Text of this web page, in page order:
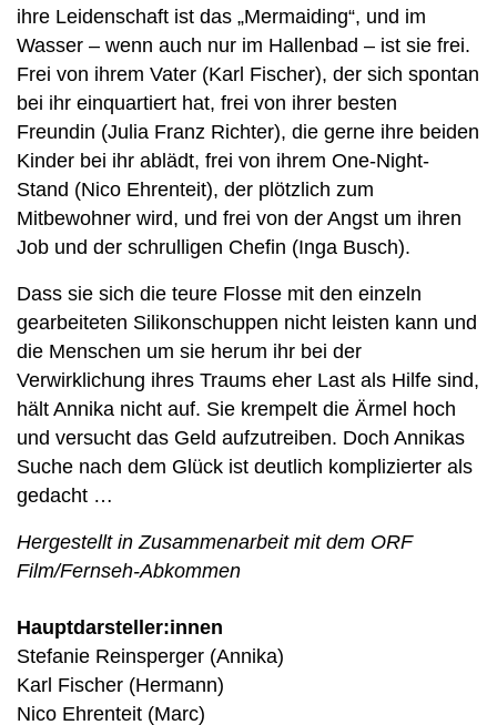
ihre Leidenschaft ist das „Mermaiding“, und im
Wasser – wenn auch nur im Hallenbad – ist sie frei.
Frei von ihrem Vater (Karl Fischer), der sich spontan
bei ihr einquartiert hat, frei von ihrer besten
Freundin (Julia Franz Richter), die gerne ihre beiden
Kinder bei ihr ablädt, frei von ihrem One-Night-
Stand (Nico Ehrenteit), der plötzlich zum
Mitbewohner wird, und frei von der Angst um ihren
Job und der schrulligen Chefin (Inga Busch).
Dass sie sich die teure Flosse mit den einzeln
gearbeiteten Silikonschuppen nicht leisten kann und
die Menschen um sie herum ihr bei der
Verwirklichung ihres Traums eher Last als Hilfe sind,
hält Annika nicht auf. Sie krempelt die Ärmel hoch
und versucht das Geld aufzutreiben. Doch Annikas
Suche nach dem Glück ist deutlich komplizierter als
gedacht …
Hergestellt in Zusammenarbeit mit dem ORF
Film/Fernseh-Abkommen
Hauptdarsteller:innen
Stefanie Reinsperger (Annika)
Karl Fischer (Hermann)
Nico Ehrenteit (Marc)